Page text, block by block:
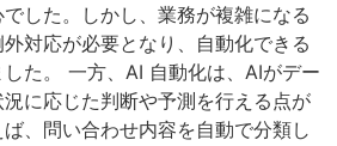
した。しかし、業務が複雑になる
対応が必要となり、自動化できる
た。 一方、AI 自動化は、AIがデー
に応じた判断や予測を行える点が
、問い合わせ内容を自動で分類し